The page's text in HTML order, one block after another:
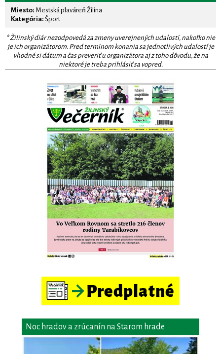
Miesto: Mestská plaváreň Žilina
Kategória: Šport
* Žilinský diár nezodpovedá za zmeny uverejnených udalostí, nakoľko nie
je ich organizátorom. Pred termínom konania sa jednotlivých udalostí je
vhodné si dátum a čas preveriť u organizátora aj z toho dôvodu, že na
niektoré je treba prihlásiť sa vopred.
Noc hradov a zrúcanín na Starom hrade